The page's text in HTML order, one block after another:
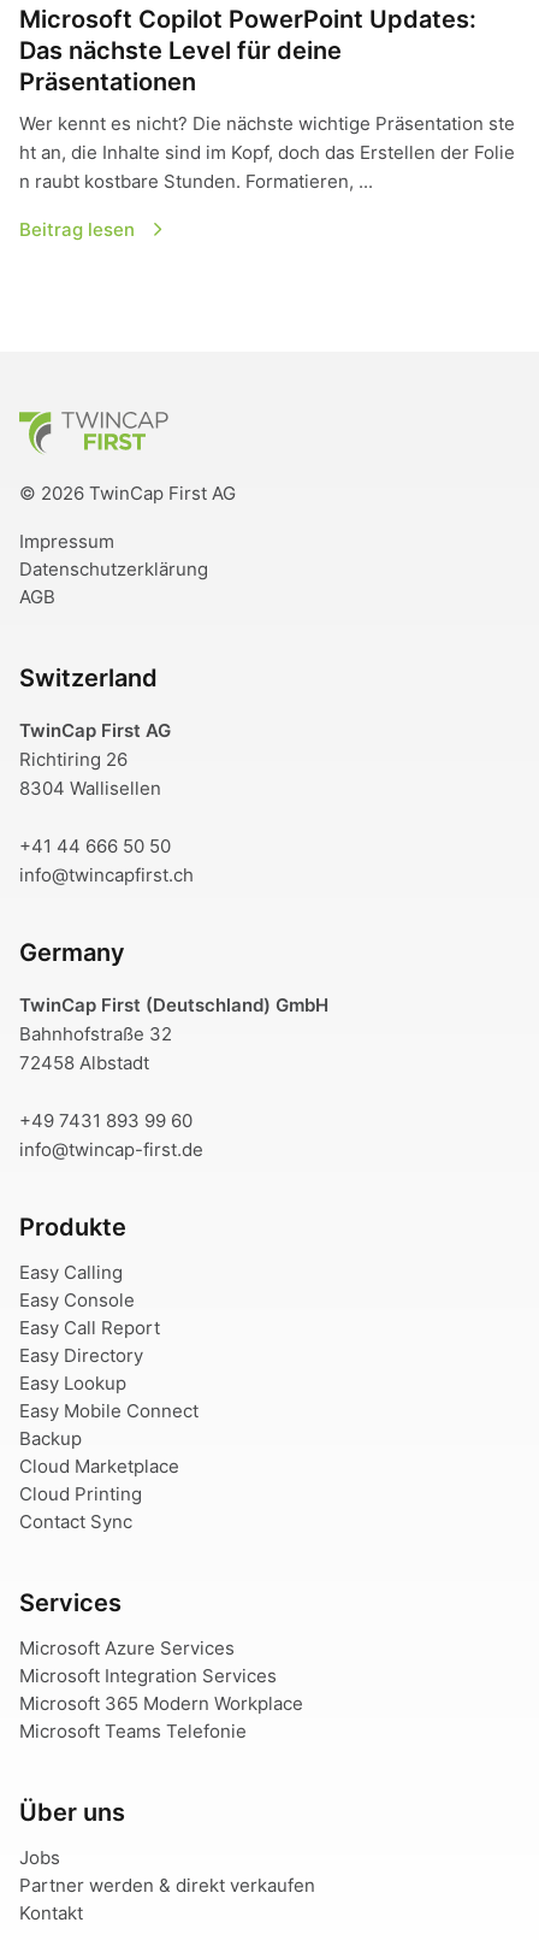
Microsoft Copilot PowerPoint Updates:
Das nächste Level für deine
Präsentationen
Wer kennt es nicht? Die nächste wichtige Präsentation ste
ht an, die Inhalte sind im Kopf, doch das Erstellen der Folie
n raubt kostbare Stunden. Formatieren, ...
Beitrag lesen
TwinCap First
© 2026 TwinCap First AG
Impressum
Datenschutzerklärung
AGB
Switzerland
TwinCap First AG
Richtiring 26
8304 Wallisellen
+41 44 666 50 50
info@twincapfirst.ch
Germany
TwinCap First (Deutschland) GmbH
Bahnhofstraße 32
72458 Albstadt
+49 7431 893 99 60
info@twincap-first.de
Produkte
Easy Calling
Easy Console
Easy Call Report
Easy Directory
Easy Lookup
Easy Mobile Connect
Backup
Cloud Marketplace
Cloud Printing
Contact Sync
Services
Microsoft Azure Services
Microsoft Integration Services
Microsoft 365 Modern Workplace
Microsoft Teams Telefonie
Über uns
Jobs
Partner werden & direkt verkaufen
Kontakt